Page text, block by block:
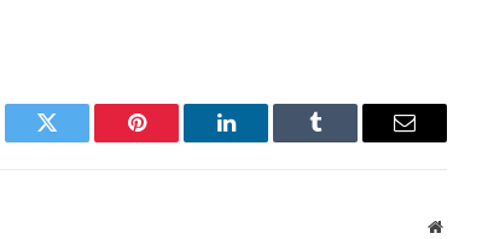
Twitter Pinterest LinkedIn Tumblr Email
Website